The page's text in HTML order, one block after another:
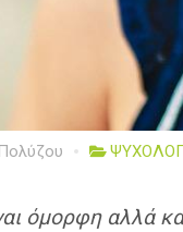
όμορφη αλλά